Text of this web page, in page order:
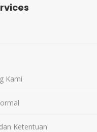
Kami
Ketentuan